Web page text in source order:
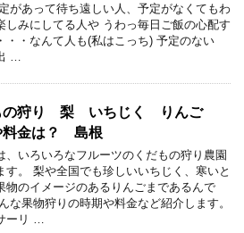
があって待ち遠しい人、予定がなくてもわ
しみにしてる人や うわっ毎日ご飯の心配す
・・なんて人も(私はこっち) 予定のない
…
の狩り 梨 いちじく りんご
料金は？ 島根
、いろいろなフルーツのくだもの狩り農園
す。 梨や全国でも珍しいいちじく、寒いと
物のイメージのあるりんごまであるんで
な果物狩りの時期や料金など紹介します。
ーリ …